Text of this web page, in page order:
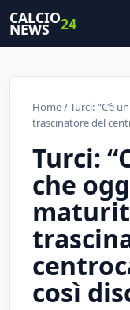
CALCIO
NEWS 24
Home/ Turci: “C’è
trascinatore del
Turci:
che
così